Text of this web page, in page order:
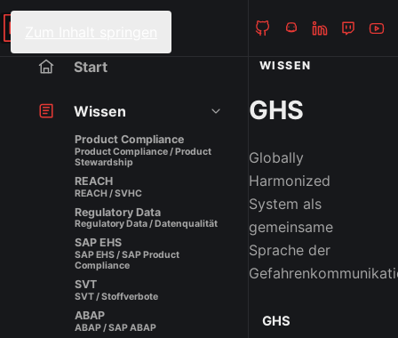
Start
Wissen
Product Compliance
Product Compliance / Product
Stewardship
REACH
REACH / SVHC
Regulatory Data
Regulatory Data / Datenqualität
SAP EHS
SAP EHS / SAP Product
Compliance
SVT
SVT / Stoffverbote
ABAP
ABAP / SAP ABAP
WISSEN
GHS
Globally
Harmonized
System als
gemeinsame
Sprache der
GHS